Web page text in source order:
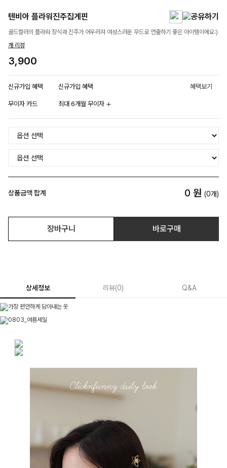
텐비아 플라워진주집게핀
골드컬러의 플라워 장식과 진주가 어우러져 여성스러운 무드로 연출하기 좋은 아이템이에요:)
개 리뷰
3,900
신규가입 혜택 신규가입 혜택 혜택보기
무이자 카드 최대 6개월 무이자
상품금액 합계 0 원 (0개)
장바구니 바로구매
상세정보 리뷰(0) Q&A